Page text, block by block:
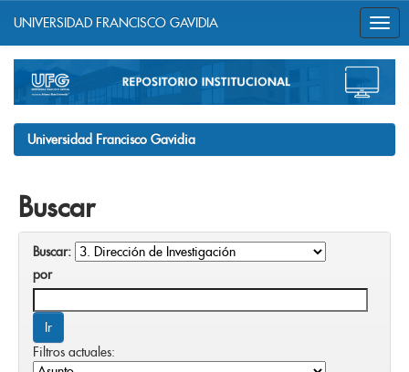
navigation
UNIVERSIDAD FRANCISCO GAVIDIA
Universidad Francisco Gavidia
Buscar
Buscar:
por
Filtros actuales: